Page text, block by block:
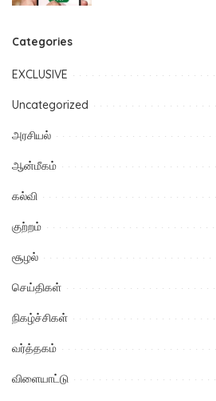
Categories
EXCLUSIVE
Uncategorized
அரசியல்
ஆன்மீகம்
கல்வி
குற்றம்
சூழல்
செய்திகள்
நிகழ்ச்சிகள்
வர்த்தகம்
விளையாட்டு